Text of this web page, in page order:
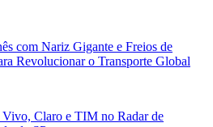
com Nariz Gigante e Freios de
Revolucionar o Transporte Global
Claro e TIM no Radar de